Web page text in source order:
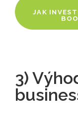
JAK
3)